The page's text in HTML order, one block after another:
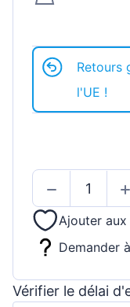
Retours
l'UE !
Ajouter
Demander
Vérifier le délai